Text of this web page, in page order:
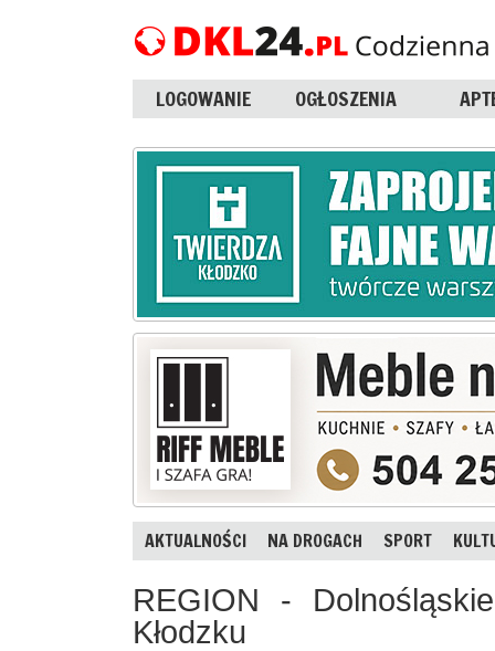
LOGOWANIE OGŁOSZENIA
AKTUALNOŚCI NA DROGACH SPORT
REGION -
Kłodzku